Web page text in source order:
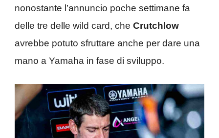
nonostante l’annuncio poche settimane fa
delle tre delle wild card, che Crutchlow
avrebbe potuto sfruttare anche per dare una
mano a Yamaha in fase di sviluppo.